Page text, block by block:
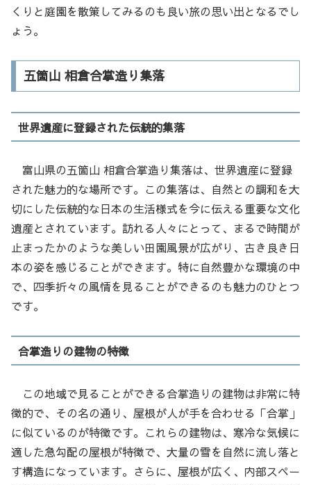
くりと庭園を散策してみるのも良い旅の思い出となるでし
ょう。
五箇山 相倉合掌造り集落
世界遺産に登録された伝統的集落
富山県の五箇山 相倉合掌造り集落は、世界遺産に登録
された魅力的な場所です。この集落は、自然との調和を大
切にした伝統的な日本の生活様式を今に伝える重要な文化
遺産とされています。訪れる人々にとって、まるで時間が
止まったかのような美しい田園風景が広がり、古き良き日
本の姿を感じることができます。特に自然豊かな環境の中
で、四季折々の風情を見ることができるのも魅力のひとつ
です。
合掌造りの建物の特徴
この地域で見ることができる合掌造りの建物は非常に特
徴的で、その名の通り、屋根が人が手を合わせる「合掌」
に似ているのが特徴です。これらの建物は、寒冷な気候に
適した急勾配の屋根が特徴で、大量の雪を自然に流し落と
す構造になっています。さらに、屋根が広く、内部スペー